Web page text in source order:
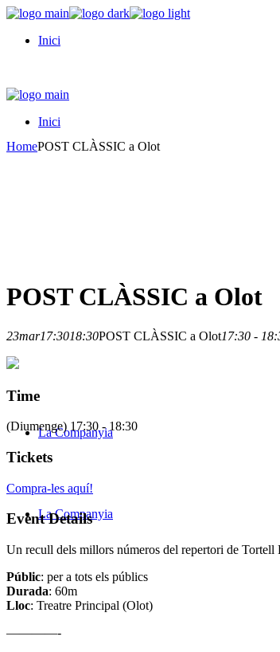
Skip
Inici
La Companyia
Inici
La Companyia
HomePOST CLÀSSIC a Olot
POST CLÀSSIC a Olot
23mar17:3018:30POST CLÀSSIC a Olot17:30 -
Time
(Diumenge) 17:30 - 18:30
Tickets
Compra-les aquí!
Event Details
Un recull dels millors números del repertori de Tortell
Públic: per a tots els públics
Durada: 60m
Lloc: Treatre Principal (Olot)
————-